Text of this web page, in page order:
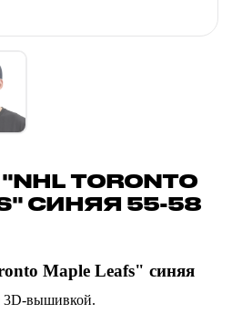
TORONTO
СИНЯЯ 55-58
Maple Leafs" синяя
3D-вышивкой.